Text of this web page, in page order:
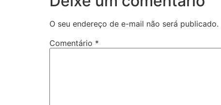
O seu endereço de e-mail não será publicado.
Comentário *